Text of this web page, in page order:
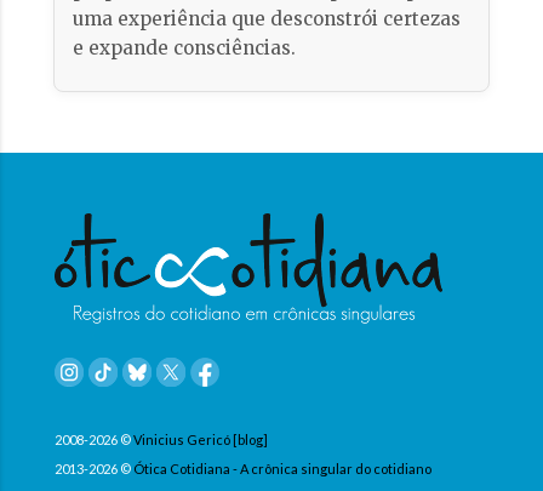
uma experiência que desconstrói certezas
e expande consciências.
2008-2026 ©Vinicius Gericó [blog]
2013-2026 © Ótica Cotidiana - A crônica singular do cotidiano